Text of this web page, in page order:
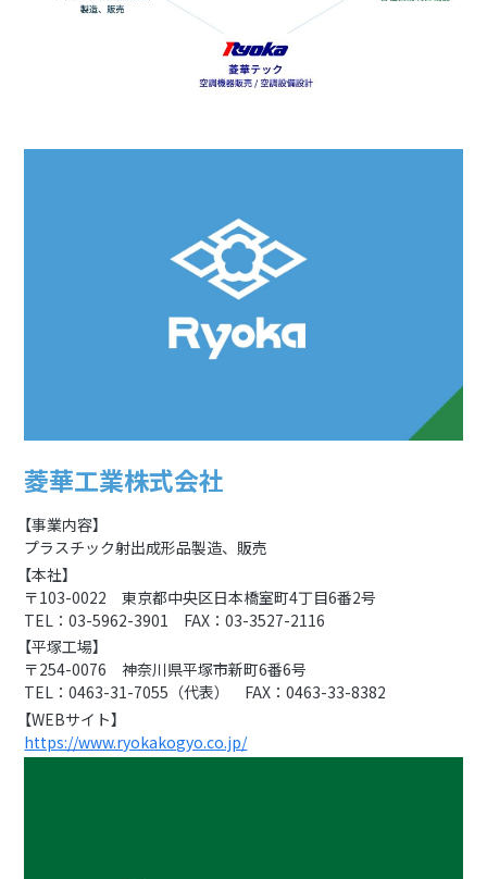
菱華工業株式会社
【事業内容】
プラスチック射出成形品製造、販売
【本社】
〒103-0022 東京都中央区日本橋室町4丁目6番2号
TEL：03-5962-3901 FAX：03-3527-2116
【平塚工場】
〒254-0076 神奈川県平塚市新町6番6号
TEL：0463-31-7055（代表） FAX：0463-33-8382
【WEBサイト】
https://www.ryokakogyo.co.jp/